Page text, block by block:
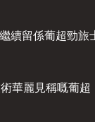
續留係葡超勁旅
華麗見稱嘅葡超